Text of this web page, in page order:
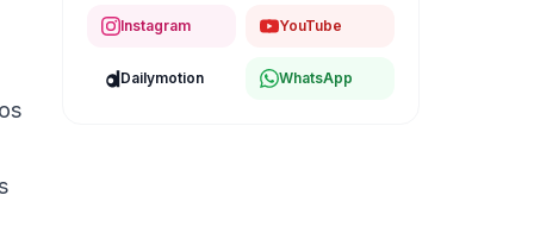
Instagram YouTube
Dailymotion WhatsApp